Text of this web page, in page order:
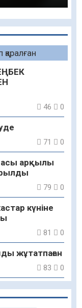
қаралған
46 0
71 0
арқылы
79 0
күніне
81 0
жұтатпаған
83 0
айғағы